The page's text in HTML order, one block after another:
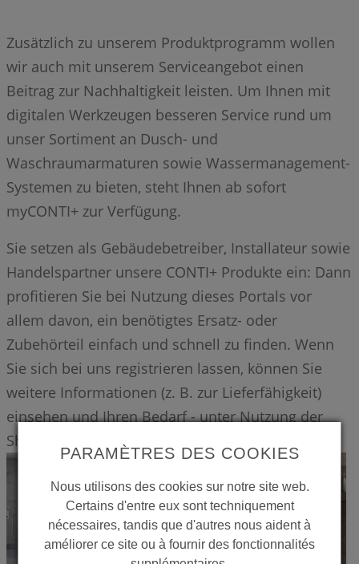
Zusätzlich zu unserem Produktprogramm wollen
wir auch mit unserem Serviceangebot einen
Beitrag zur Nachhaltigkeit leisten. Um Ihnen mit
digitalen Werkzeugen besseren Service rund um
unser Sortiment an Dusch- und
Waschraumarmaturen sowie Wassermanagement-
Systemen zu bieten, steht Ihnen ab sofort
myCONTI+ zur Verfügung.
Sie setzen als Gebäudebetreiber, Installateur sowie
Handelspartner unsere CONTI+ Produkte ein: Dann
profitieren Sie bei Nutzung dieses Portals vor
allem davon, ein benötigtes Ersatz- oder
Zubehörteil einfach und schnell zu finden. Wenn
Sie sich bei uns registrieren lassen, können Sie
weitere Informationen (z. B. zur Lieferfähigkeit)
einsehen und Ihren Bedarf - unter Nutzung der
Shop-Funktion – sofort decken.
PARAMÈTRES DES COOKIES
Nous utilisons des cookies sur notre site web.
Certains d'entre eux sont techniquement
nécessaires, tandis que d'autres nous aident à
améliorer ce site ou à fournir des fonctionnalités